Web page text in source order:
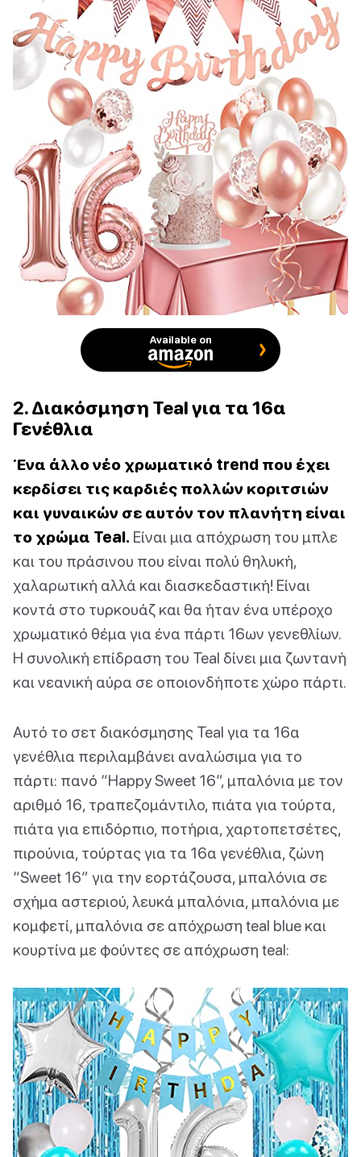
Available on
2. Διακόσμηση Teal για τα 16α
Γενέθλια
Ένα άλλο νέο χρωματικό trend που έχει
κερδίσει τις καρδιές πολλών κοριτσιών
και γυναικών σε αυτόν τον πλανήτη είναι
το χρώμα Teal. Είναι μια απόχρωση του μπλε
και του πράσινου που είναι πολύ θηλυκή,
χαλαρωτική αλλά και διασκεδαστική! Είναι
κοντά στο τυρκουάζ και θα ήταν ένα υπέροχο
χρωματικό θέμα για ένα πάρτι 16ων γενεθλίων.
Η συνολική επίδραση του Teal δίνει μια ζωντανή
και νεανική αύρα σε οποιονδήποτε χώρο πάρτι.
Αυτό το σετ διακόσμησης Teal για τα 16α
γενέθλια περιλαμβάνει αναλώσιμα για το
πάρτι: πανό “Happy Sweet 16”, μπαλόνια με τον
αριθμό 16, τραπεζομάντιλο, πιάτα για τούρτα,
πιάτα για επιδόρπιο, ποτήρια, χαρτοπετσέτες,
πιρούνια, τούρτας για τα 16α γενέθλια, ζώνη
“Sweet 16” για την εορτάζουσα, μπαλόνια σε
σχήμα αστεριού, λευκά μπαλόνια, μπαλόνια με
κομφετί, μπαλόνια σε απόχρωση teal blue και
κουρτίνα με φούντες σε απόχρωση teal: